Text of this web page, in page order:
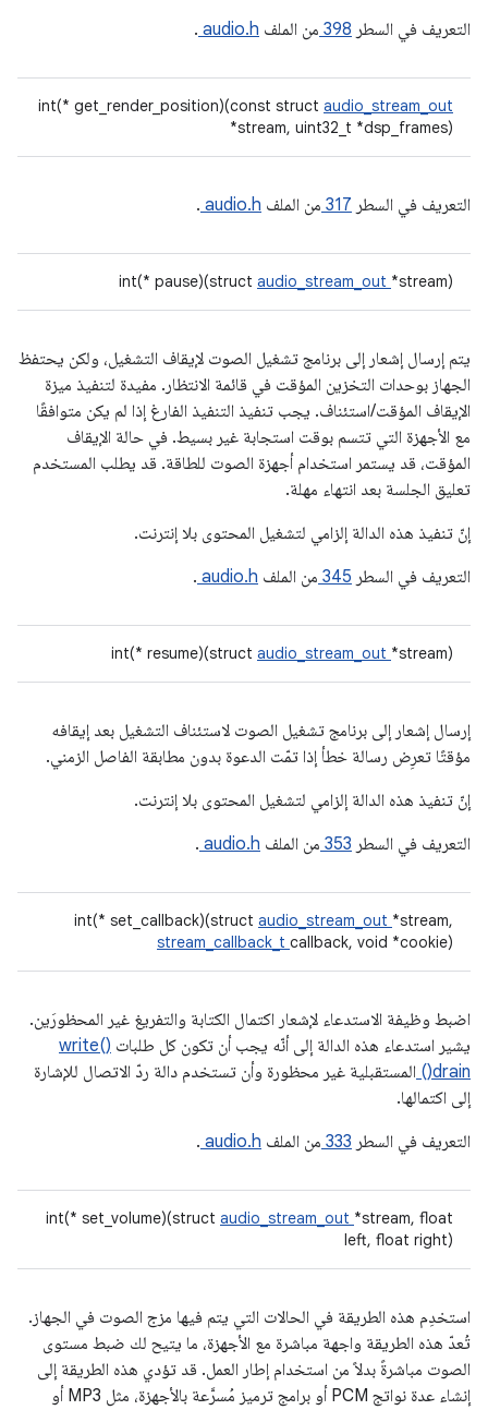
التعريف في السطر 398 من الملف audio.h
.
int(* get_render_position)(const struct audio_stream_out
*stream, uint32_t *dsp_frames)
التعريف في السطر 317 من الملف audio.h
.
int(* pause)(struct audio_stream_out *stream)
يتم إرسال إشعار إلى برنامج تشغيل الصوت لإيقاف التشغيل، ولكن يحتفظ
الجهاز بوحدات التخزين المؤقت في قائمة الانتظار. مفيدة لتنفيذ ميزة
الإيقاف المؤقت/استئناف. يجب تنفيذ التنفيذ الفارغ إذا لم يكن متوافقًا
مع الأجهزة التي تتسم بوقت استجابة غير بسيط. في حالة الإيقاف
المؤقت، قد يستمر استخدام أجهزة الصوت للطاقة. قد يطلب المستخدم
تعليق الجلسة بعد انتهاء مهلة.
إنّ تنفيذ هذه الدالة إلزامي لتشغيل المحتوى بلا إنترنت.
التعريف في السطر 345 من الملف audio.h
.
int(* resume)(struct audio_stream_out *stream)
إرسال إشعار إلى برنامج تشغيل الصوت لاستئناف التشغيل بعد إيقافه
مؤقتًا تعرِض رسالة خطأ إذا تمّت الدعوة بدون مطابقة الفاصل الزمني.
إنّ تنفيذ هذه الدالة إلزامي لتشغيل المحتوى بلا إنترنت.
التعريف في السطر 353 من الملف audio.h
.
int(* set_callback)(struct audio_stream_out *stream,
stream_callback_t callback, void *cookie)
اضبط وظيفة الاستدعاء لإشعار اكتمال الكتابة والتفريغ غير المحظورَين.
يشير استدعاء هذه الدالة إلى أنّه يجب أن تكون كل طلبات write()
drain()
المستقبلية غير محظورة وأن تستخدم دالة ردّ الاتصال للإشارة
إلى اكتمالها.
التعريف في السطر 333 من الملف audio.h
.
int(* set_volume)(struct audio_stream_out *stream, float
left, float right)
استخدِم هذه الطريقة في الحالات التي يتم فيها مزج الصوت في الجهاز.
تُعدّ هذه الطريقة واجهة مباشرة مع الأجهزة، ما يتيح لك ضبط مستوى
الصوت مباشرةً بدلاً من استخدام إطار العمل. قد تؤدي هذه الطريقة إلى
إنشاء عدة نواتج PCM أو برامج ترميز مُسرَّعة بالأجهزة، مثل MP3 أو